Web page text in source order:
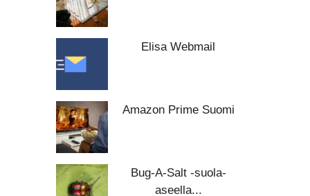
Elisa Webmail
Amazon Prime Suomi
Bug-A-Salt -suola-
aseella...